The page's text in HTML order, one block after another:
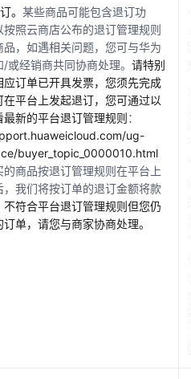
。某些商品可能包含退订功
按照云商店公布的退订管理规则
品，如遇相关问题，您可与华为
/或经销商共同协商处理。请特别
应订单已开具发票，您须先完成
在平台上发起退订，您可通过以
最新的平台退订管理规则：
ug-
buyer_topic_0000010.html
的商品按退订管理规则在平台上
，我们将按订单的退订金额将款
不符合平台退订管理规则但您仍
单，请您与商家协商处理。